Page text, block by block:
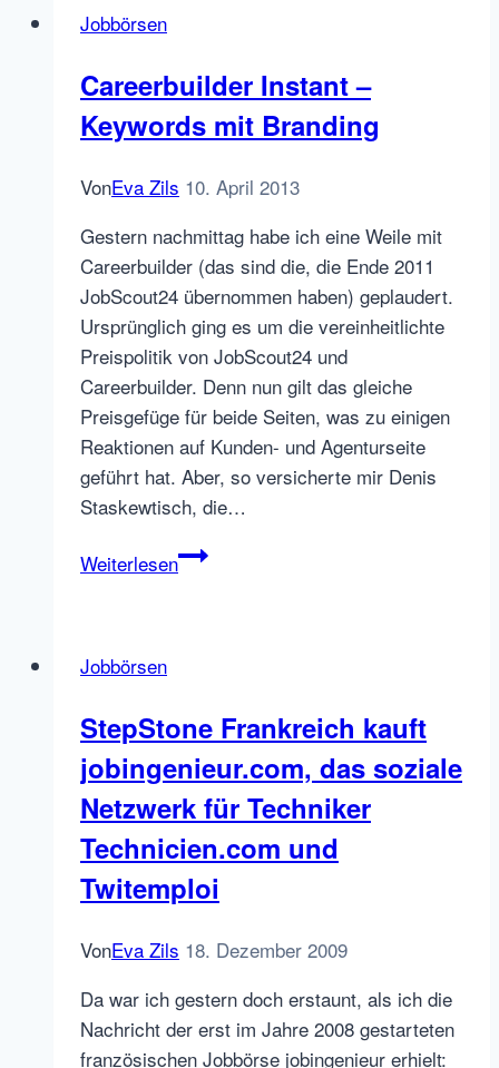
Jobbörsen
Careerbuilder Instant –
Keywords mit Branding
VonEva Zils 10. April 2013
Gestern nachmittag habe ich eine Weile mit
Careerbuilder (das sind die, die Ende 2011
JobScout24 übernommen haben) geplaudert.
Ursprünglich ging es um die vereinheitlichte
Preispolitik von JobScout24 und
Careerbuilder. Denn nun gilt das gleiche
Preisgefüge für beide Seiten, was zu einigen
Reaktionen auf Kunden- und Agenturseite
geführt hat. Aber, so versicherte mir Denis
Staskewtisch, die…
WeiterlesenCareerbuilder
Jobbörsen
StepStone Frankreich kauft
jobingenieur.com, das soziale
Netzwerk für Techniker
Technicien.com und
Twitemploi
VonEva Zils 18. Dezember 2009
Da war ich gestern doch erstaunt, als ich die
Nachricht der erst im Jahre 2008 gestarteten
französischen Jobbörse jobingenieur erhielt: